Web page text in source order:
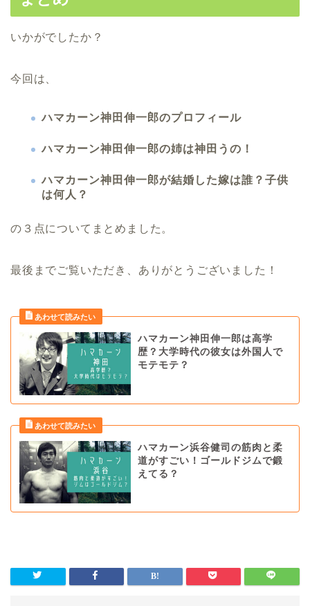
いかがでしたか？
今回は、
ハマカーン神田伸一郎のプロフィール
ハマカーン神田伸一郎の姉は神田うの！
ハマカーン神田伸一郎が結婚した嫁は誰？子供
は何人？
の３点についてまとめました。
最後までご覧いただき、ありがとうございました！
ハマカーン神田伸一郎は高学
歴？大学時代の彼女は外国人で
モテモテ？
ハマカーン浜谷健司の筋肉と柔
道がすごい！ゴールドジムで鍛
えてる？